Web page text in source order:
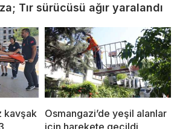
Tır sürücüsü ağır yaralandı
kavşak
Osmangazi’de yeşil alanlar